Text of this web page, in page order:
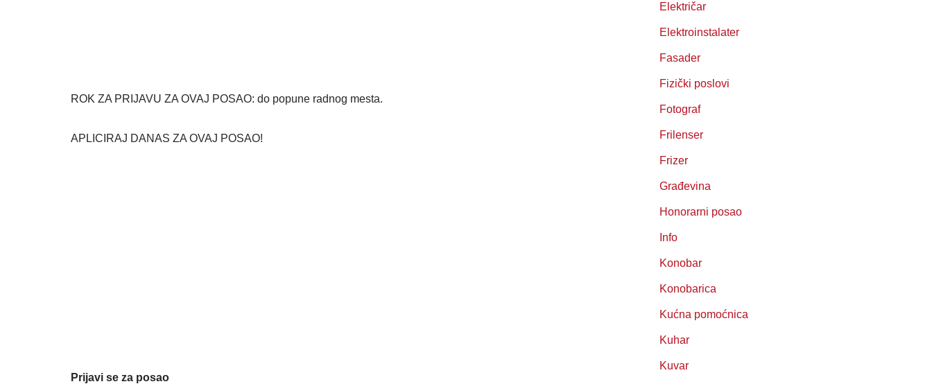
ROK ZA PRIJAVU ZA OVAJ POSAO: do popune radnog mesta.
APLICIRAJ DANAS ZA OVAJ POSAO!
Prijavi se za posao
Električar
Elektroinstalater
Fasader
Fizički poslovi
Fotograf
Frilenser
Frizer
Građevina
Honorarni posao
Info
Konobar
Konobarica
Kućna pomoćnica
Kuhar
Kuvar